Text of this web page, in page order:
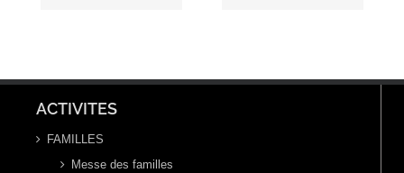
ACTIVITES
FAMILLES
Messe des familles